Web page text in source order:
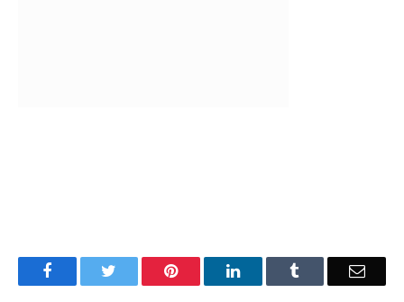
Facebook Pinterest LinkedIn Email